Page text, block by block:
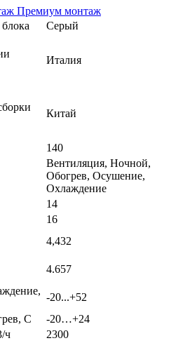
Премиум монтаж
Серый
Италия
Китай
140
Вентиляция, Ночной,
Обогрев, Осушение,
Охлаждение
14
16
4,432
4.657
-20...+52
С
-20…+24
ч
2300